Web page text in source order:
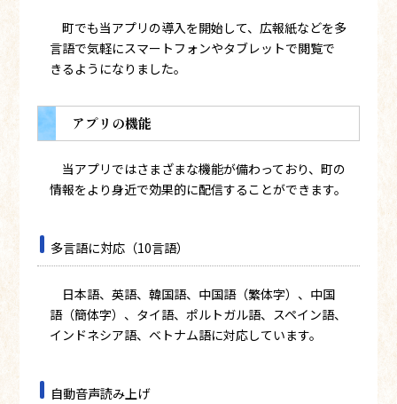
町でも当アプリの導入を開始して、広報紙などを多
言語で気軽にスマートフォンやタブレットで閲覧で
きるようになりました。
アプリの機能
当アプリではさまざまな機能が備わっており、町の
情報をより身近で効果的に配信することができます。
多言語に対応（10言語）
日本語、英語、韓国語、中国語（繁体字）、中国
語（簡体字）、タイ語、ポルトガル語、スペイン語、
インドネシア語、ベトナム語に対応しています。
自動音声読み上げ